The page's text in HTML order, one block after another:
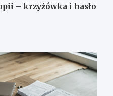
– krzyżówka i hasło